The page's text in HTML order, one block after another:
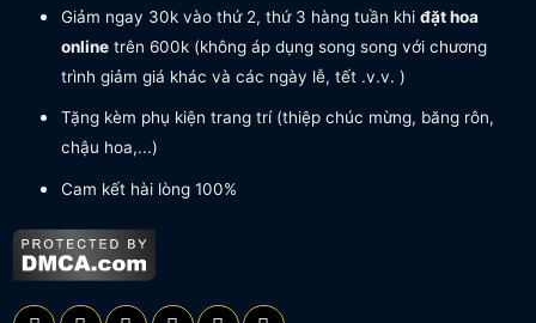
Giảm ngay 30k vào thứ 2, thứ 3 hàng tuần khi đặt hoa
onlinetrên 600k (không áp dụng song song với chương
trình giảm giá khác và các ngày lễ, tết .v.v. )
Tặng kèm phụ kiện trang trí (thiệp chúc mừng, băng rôn,
chậu hoa,...)
Cam kết hài lòng 100%